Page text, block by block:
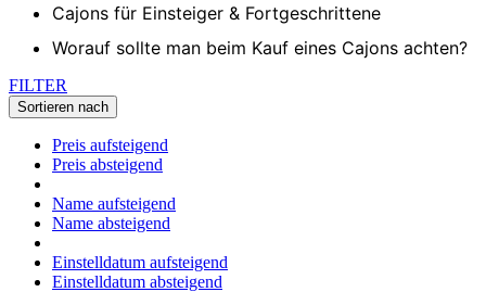
Cajons für Einsteiger & Fortgeschrittene
Worauf sollte man beim Kauf eines Cajons achten?
FILTER
Sortieren nach
Preis aufsteigend
Preis absteigend
Name aufsteigend
Name absteigend
Einstelldatum aufsteigend
Einstelldatum absteigend